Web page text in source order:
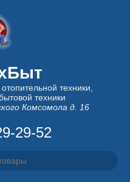
техники,
техники
Комсомола д. 16
29-52